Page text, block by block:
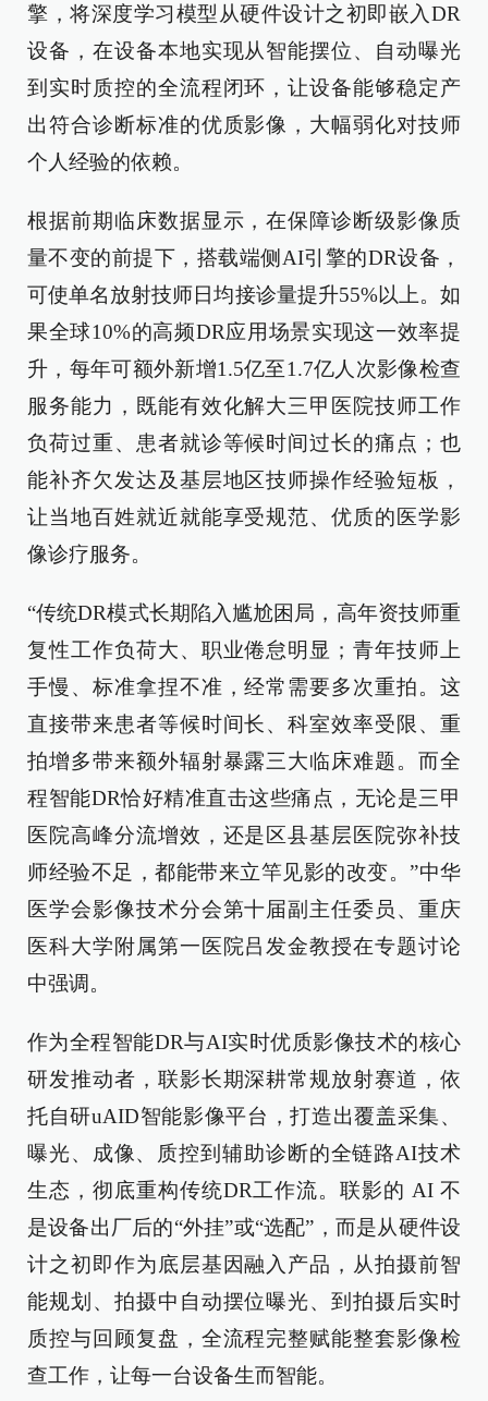
擎，将深度学习模型从硬件设计之初即嵌入DR
设备，在设备本地实现从智能摆位、自动曝光
到实时质控的全流程闭环，让设备能够稳定产
出符合诊断标准的优质影像，大幅弱化对技师
个人经验的依赖。
根据前期临床数据显示，在保障诊断级影像质
量不变的前提下，搭载端侧AI引擎的DR设备，
可使单名放射技师日均接诊量提升55%以上。如
果全球10%的高频DR应用场景实现这一效率提
升，每年可额外新增1.5亿至1.7亿人次影像检查
服务能力，既能有效化解大三甲医院技师工作
负荷过重、患者就诊等候时间过长的痛点；也
能补齐欠发达及基层地区技师操作经验短板，
让当地百姓就近就能享受规范、优质的医学影
像诊疗服务。
“传统DR模式长期陷入尴尬困局，高年资技师重
复性工作负荷大、职业倦怠明显；青年技师上
手慢、标准拿捏不准，经常需要多次重拍。这
直接带来患者等候时间长、科室效率受限、重
拍增多带来额外辐射暴露三大临床难题。而全
程智能DR恰好精准直击这些痛点，无论是三甲
医院高峰分流增效，还是区县基层医院弥补技
师经验不足，都能带来立竿见影的改变。”中华
医学会影像技术分会第十届副主任委员、重庆
医科大学附属第一医院吕发金教授在专题讨论
中强调。
作为全程智能DR与AI实时优质影像技术的核心
研发推动者，联影长期深耕常规放射赛道，依
托自研uAID智能影像平台，打造出覆盖采集、
曝光、成像、质控到辅助诊断的全链路AI技术
生态，彻底重构传统DR工作流。联影的 AI 不
是设备出厂后的“外挂”或“选配”，而是从硬件设
计之初即作为底层基因融入产品，从拍摄前智
能规划、拍摄中自动摆位曝光、到拍摄后实时
质控与回顾复盘，全流程完整赋能整套影像检
查工作，让每一台设备生而智能。